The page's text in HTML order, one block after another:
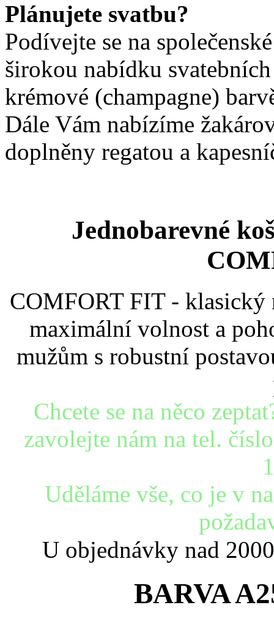
Plánujete svatbu?
Podívejte se na
širokou nabídku
krémové (champagne)
Dále Vám nabízíme
doplněny regatou a
Jednobarevné
COMFORT FIT - klasický
maximální volnost a
mužům s robustní
Chcete se na něco
zavolejte nám na tel.
Uděláme vše, co je v
U objednávky nad
BARVA